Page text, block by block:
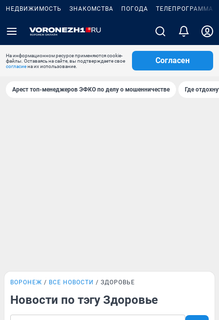
НЕДВИЖИМОСТЬ ЗНАКОМСТВА ПОГОДА ТЕЛЕПРОГРАММА
На информационном ресурсе применяются cookie-
файлы. Оставаясь на сайте, вы подтверждаете свое
согласиена их использование.
Согласен
Арест топ-менеджеров ЭФКО по делу о мошенничестве Где
ВОРОНЕЖ ВСЕ НОВОСТИ ЗДОРОВЬЕ
Новости по тэгу Здоровье